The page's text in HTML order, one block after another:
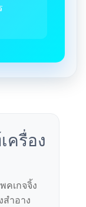
ครื่อง
คเกจจิ้ง
ำอาง